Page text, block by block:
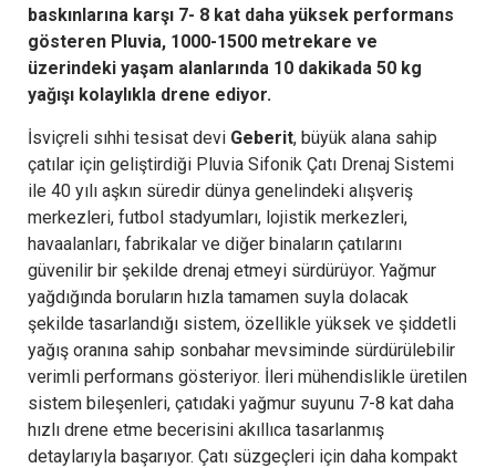
baskınlarına karşı 7- 8 kat daha yüksek performans
gösteren Pluvia, 1000-1500 metrekare ve
üzerindeki yaşam alanlarında 10 dakikada 50 kg
yağışı kolaylıkla drene ediyor.
İsviçreli sıhhi tesisat devi Geberit, büyük alana sahip
çatılar için geliştirdiği Pluvia Sifonik Çatı Drenaj Sistemi
ile 40 yılı aşkın süredir dünya genelindeki alışveriş
merkezleri, futbol stadyumları, lojistik merkezleri,
havaalanları, fabrikalar ve diğer binaların çatılarını
güvenilir bir şekilde drenaj etmeyi sürdürüyor. Yağmur
yağdığında boruların hızla tamamen suyla dolacak
şekilde tasarlandığı sistem, özellikle yüksek ve şiddetli
yağış oranına sahip sonbahar mevsiminde sürdürülebilir
verimli performans gösteriyor. İleri mühendislikle üretilen
sistem bileşenleri, çatıdaki yağmur suyunu 7-8 kat daha
hızlı drene etme becerisini akıllıca tasarlanmış
detaylarıyla başarıyor. Çatı süzgeçleri için daha kompakt